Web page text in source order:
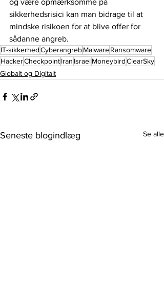
og være opmærksomme på
sikkerhedsrisici kan man bidrage til at
mindske risikoen for at blive offer for
sådanne angreb.
IT-sikkerhedCyberangrebMalwareRansomware
HackerCheckpointIran IsraelMoneybirdClearSky
Globalt og Digitalt
Seneste blogindlæg Se alle